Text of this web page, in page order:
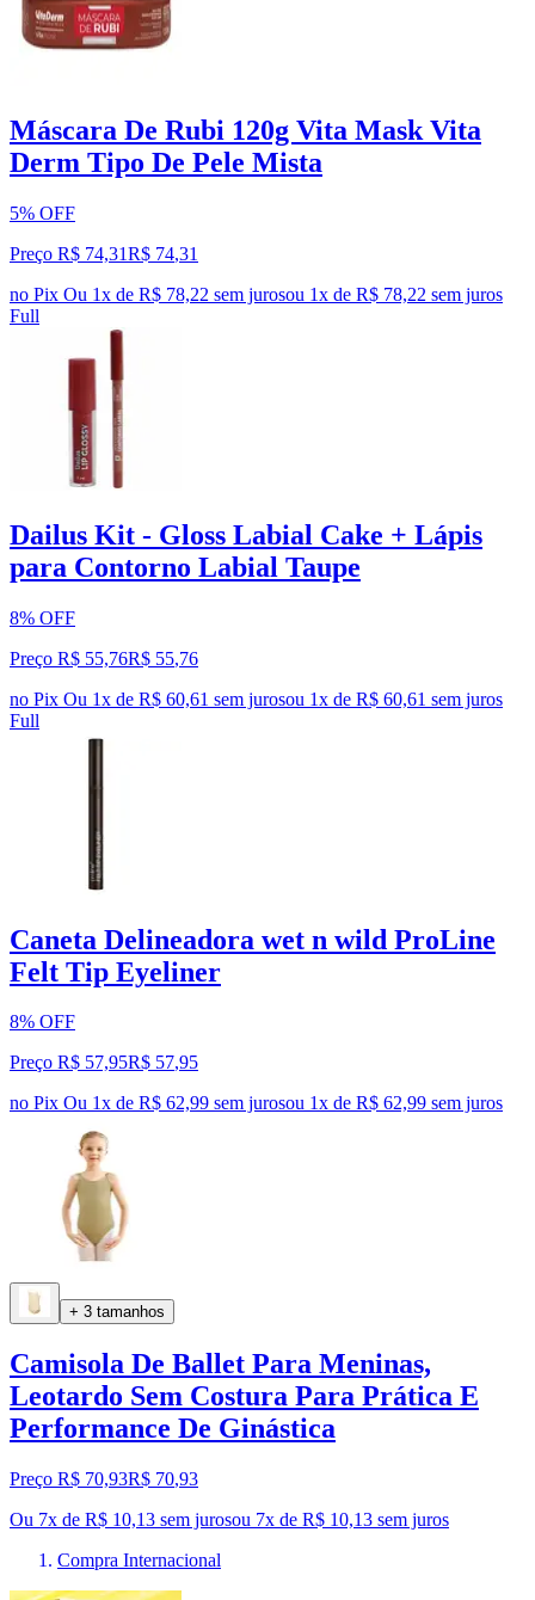
Máscara De Rubi 120g Vita Mask Vita
Derm Tipo De Pele Mista
5% OFF
Preço R$ 74,31R$ 74,31
no Pix Ou 1x de R$ 78,22 sem jurosou 1x de R$ 78,22 sem juros
Full
Dailus Kit - Gloss Labial Cake + Lápis
para Contorno Labial Taupe
8% OFF
Preço R$ 55,76R$ 55,76
no Pix Ou 1x de R$ 60,61 sem jurosou 1x de R$ 60,61 sem juros
Full
Caneta Delineadora wet n wild ProLine
Felt Tip Eyeliner
8% OFF
Preço R$ 57,95R$ 57,95
no Pix Ou 1x de R$ 62,99 sem jurosou 1x de R$ 62,99 sem juros
+ 3 tamanhos
Camisola De Ballet Para Meninas,
Leotardo Sem Costura Para Prática E
Performance De Ginástica
Preço R$ 70,93R$ 70,93
Ou 7x de R$ 10,13 sem jurosou 7x de R$ 10,13 sem juros
Compra Internacional